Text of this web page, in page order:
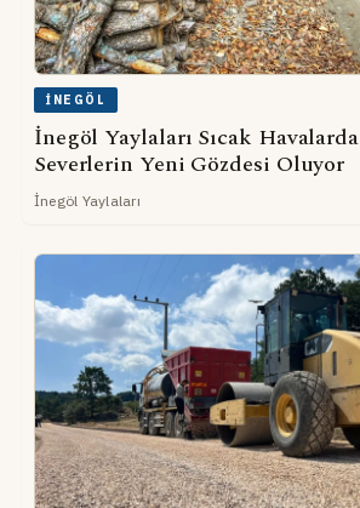
İNEGÖL
İnegöl Yaylaları Sıcak
Severlerin Yeni Gözdesi Oluyor
İnegöl Yaylaları